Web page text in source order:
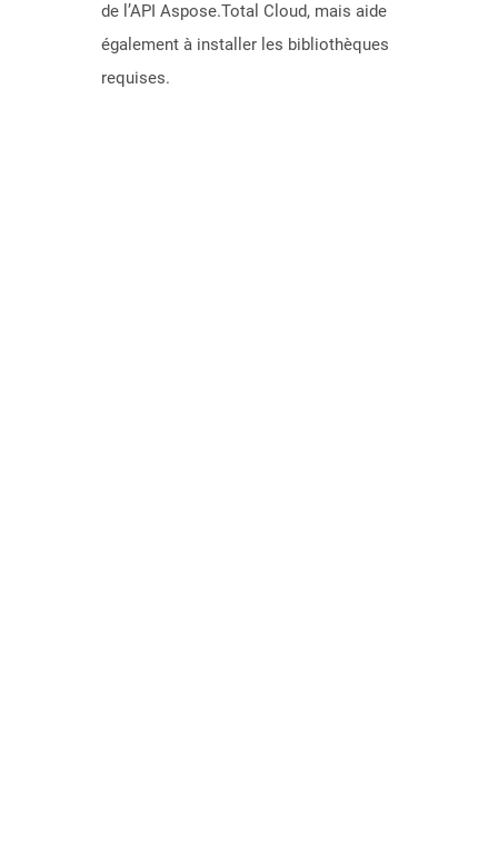
de l’API Aspose.Total Cloud, mais aide
également à installer les bibliothèques
requises.